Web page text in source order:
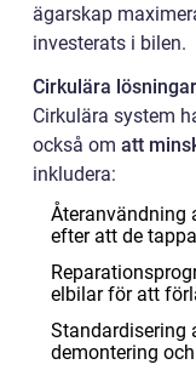
ägarskap
investerats i bilen.
Cirkulära
Cirkulära system
också om att
inkludera:
Återanvändning
efter att de
elbilar för att
Standardisering
demontering